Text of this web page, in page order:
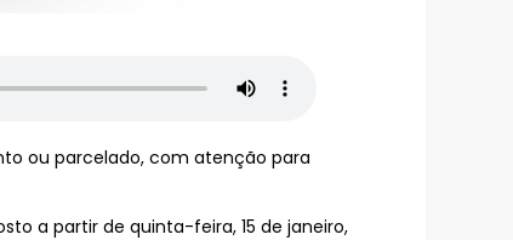
ou parcelado, com atenção para
a partir de quinta-feira, 15 de janeiro,